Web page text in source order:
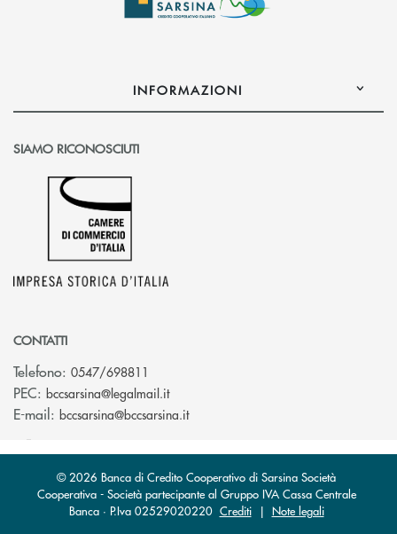
INFORMAZIONI
SIAMO RICONOSCIUTI
CONTATTI
Telefono: 0547/698811
PEC: bccsarsina@legalmail.it(si apre l’app di posta elettronica)
E-mail: bccsarsina@bccsarsina.it(si apre l’app di posta elettronica)
© 2026 Banca di Credito Cooperativo di Sarsina Società
Cooperativa - Società partecipante al Gruppo IVA Cassa Centrale
Banca · P.Iva 02529020220 Crediti| Note legali